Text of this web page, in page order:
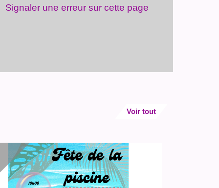
Signaler une erreur sur cette page
Voir tout